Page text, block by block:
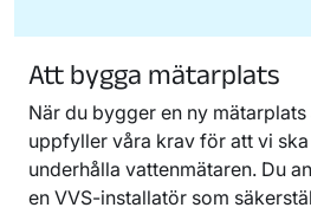
Att bygga mätarplats
När du bygger en ny
uppfyller våra krav för att vi
underhålla vattenmätaren. Du
en VVS-installatör som